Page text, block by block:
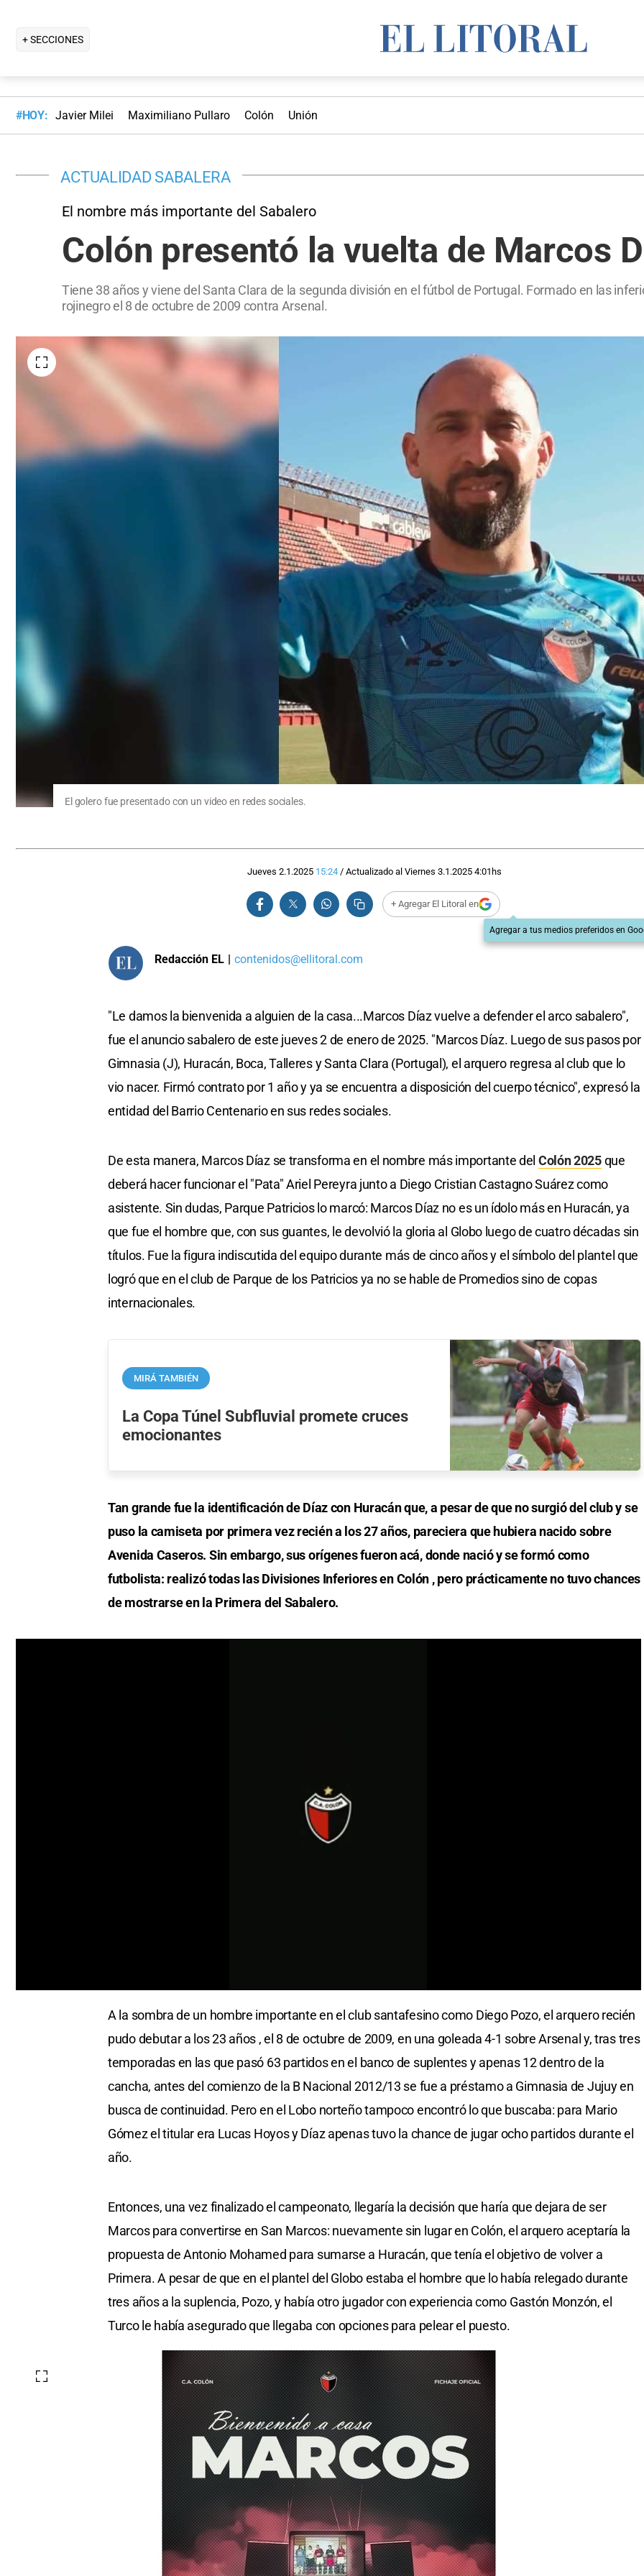
+ SECCIONES
#HOY: Javier Milei Maximiliano Pullaro Colón Unión
ACTUALIDAD SABALERA
El nombre más importante del Sabalero
Colón presentó la vuelta de Marcos
Tiene 38 años y viene del Santa Clara de la segunda división en el fútbol de Portugal. Formado en las
rojinegro el 8 de octubre de 2009 contra Arsenal.
El golero fue presentado con un video en redes sociales.
Jueves 2.1.2025 15:24 / Actualizado al Viernes 3.1.2025 4:01hs
+ Agregar El Litoral en
Agregar a tus medios preferidos en
Redacción EL | contenidos@ellitoral.com
"Le damos la bienvenida a alguien de la casa...Marcos Díaz vuelve a defender el arco sabalero",
fue el anuncio sabalero de este jueves 2 de enero de 2025. "Marcos Díaz. Luego de sus pasos por
Gimnasia (J), Huracán, Boca, Talleres y Santa Clara (Portugal), el arquero regresa al club que lo
vio nacer. Firmó contrato por 1 año y ya se encuentra a disposición del cuerpo técnico", expresó la
entidad del Barrio Centenario en sus redes sociales.
De esta manera, Marcos Díaz se transforma en el nombre más importante del Colón 2025que
deberá hacer funcionar el "Pata" Ariel Pereyra junto a Diego Cristian Castagno Suárez como
asistente. Sin dudas, Parque Patricios lo marcó: Marcos Díaz no es un ídolo más en Huracán, ya
que fue el hombre que, con sus guantes, le devolvió la gloria al Globo luego de cuatro décadas sin
títulos. Fue la figura indiscutida del equipo durante más de cinco años y el símbolo del plantel que
logró que en el club de Parque de los Patricios ya no se hable de Promedios sino de copas
internacionales.
MIRÁ TAMBIÉN
La Copa Túnel Subfluvial promete cruces
emocionantes
Tan grande fue la identificación de Díaz con Huracán que, a pesar de que no surgió del club y se
puso la camiseta por primera vez recién a los 27 años, pareciera que hubiera nacido sobre
Avenida Caseros. Sin embargo, sus orígenes fueron acá, donde nació y se formó como
futbolista: realizó todas las Divisiones Inferiores en Colón , pero prácticamente no tuvo chances
de mostrarse en la Primera del Sabalero.
A la sombra de un hombre importante en el club santafesino como Diego Pozo, el arquero recién
pudo debutar a los 23 años , el 8 de octubre de 2009, en una goleada 4-1 sobre Arsenal y, tras tres
temporadas en las que pasó 63 partidos en el banco de suplentes y apenas 12 dentro de la
cancha, antes del comienzo de la B Nacional 2012/13 se fue a préstamo a Gimnasia de Jujuy en
busca de continuidad. Pero en el Lobo norteño tampoco encontró lo que buscaba: para Mario
Gómez el titular era Lucas Hoyos y Díaz apenas tuvo la chance de jugar ocho partidos durante el
año.
Entonces, una vez finalizado el campeonato, llegaría la decisión que haría que dejara de ser
Marcos para convertirse en San Marcos: nuevamente sin lugar en Colón, el arquero aceptaría la
propuesta de Antonio Mohamed para sumarse a Huracán, que tenía el objetivo de volver a
Primera. A pesar de que en el plantel del Globo estaba el hombre que lo había relegado durante
tres años a la suplencia, Pozo, y había otro jugador con experiencia como Gastón Monzón, el
Turco le había asegurado que llegaba con opciones para pelear el puesto.